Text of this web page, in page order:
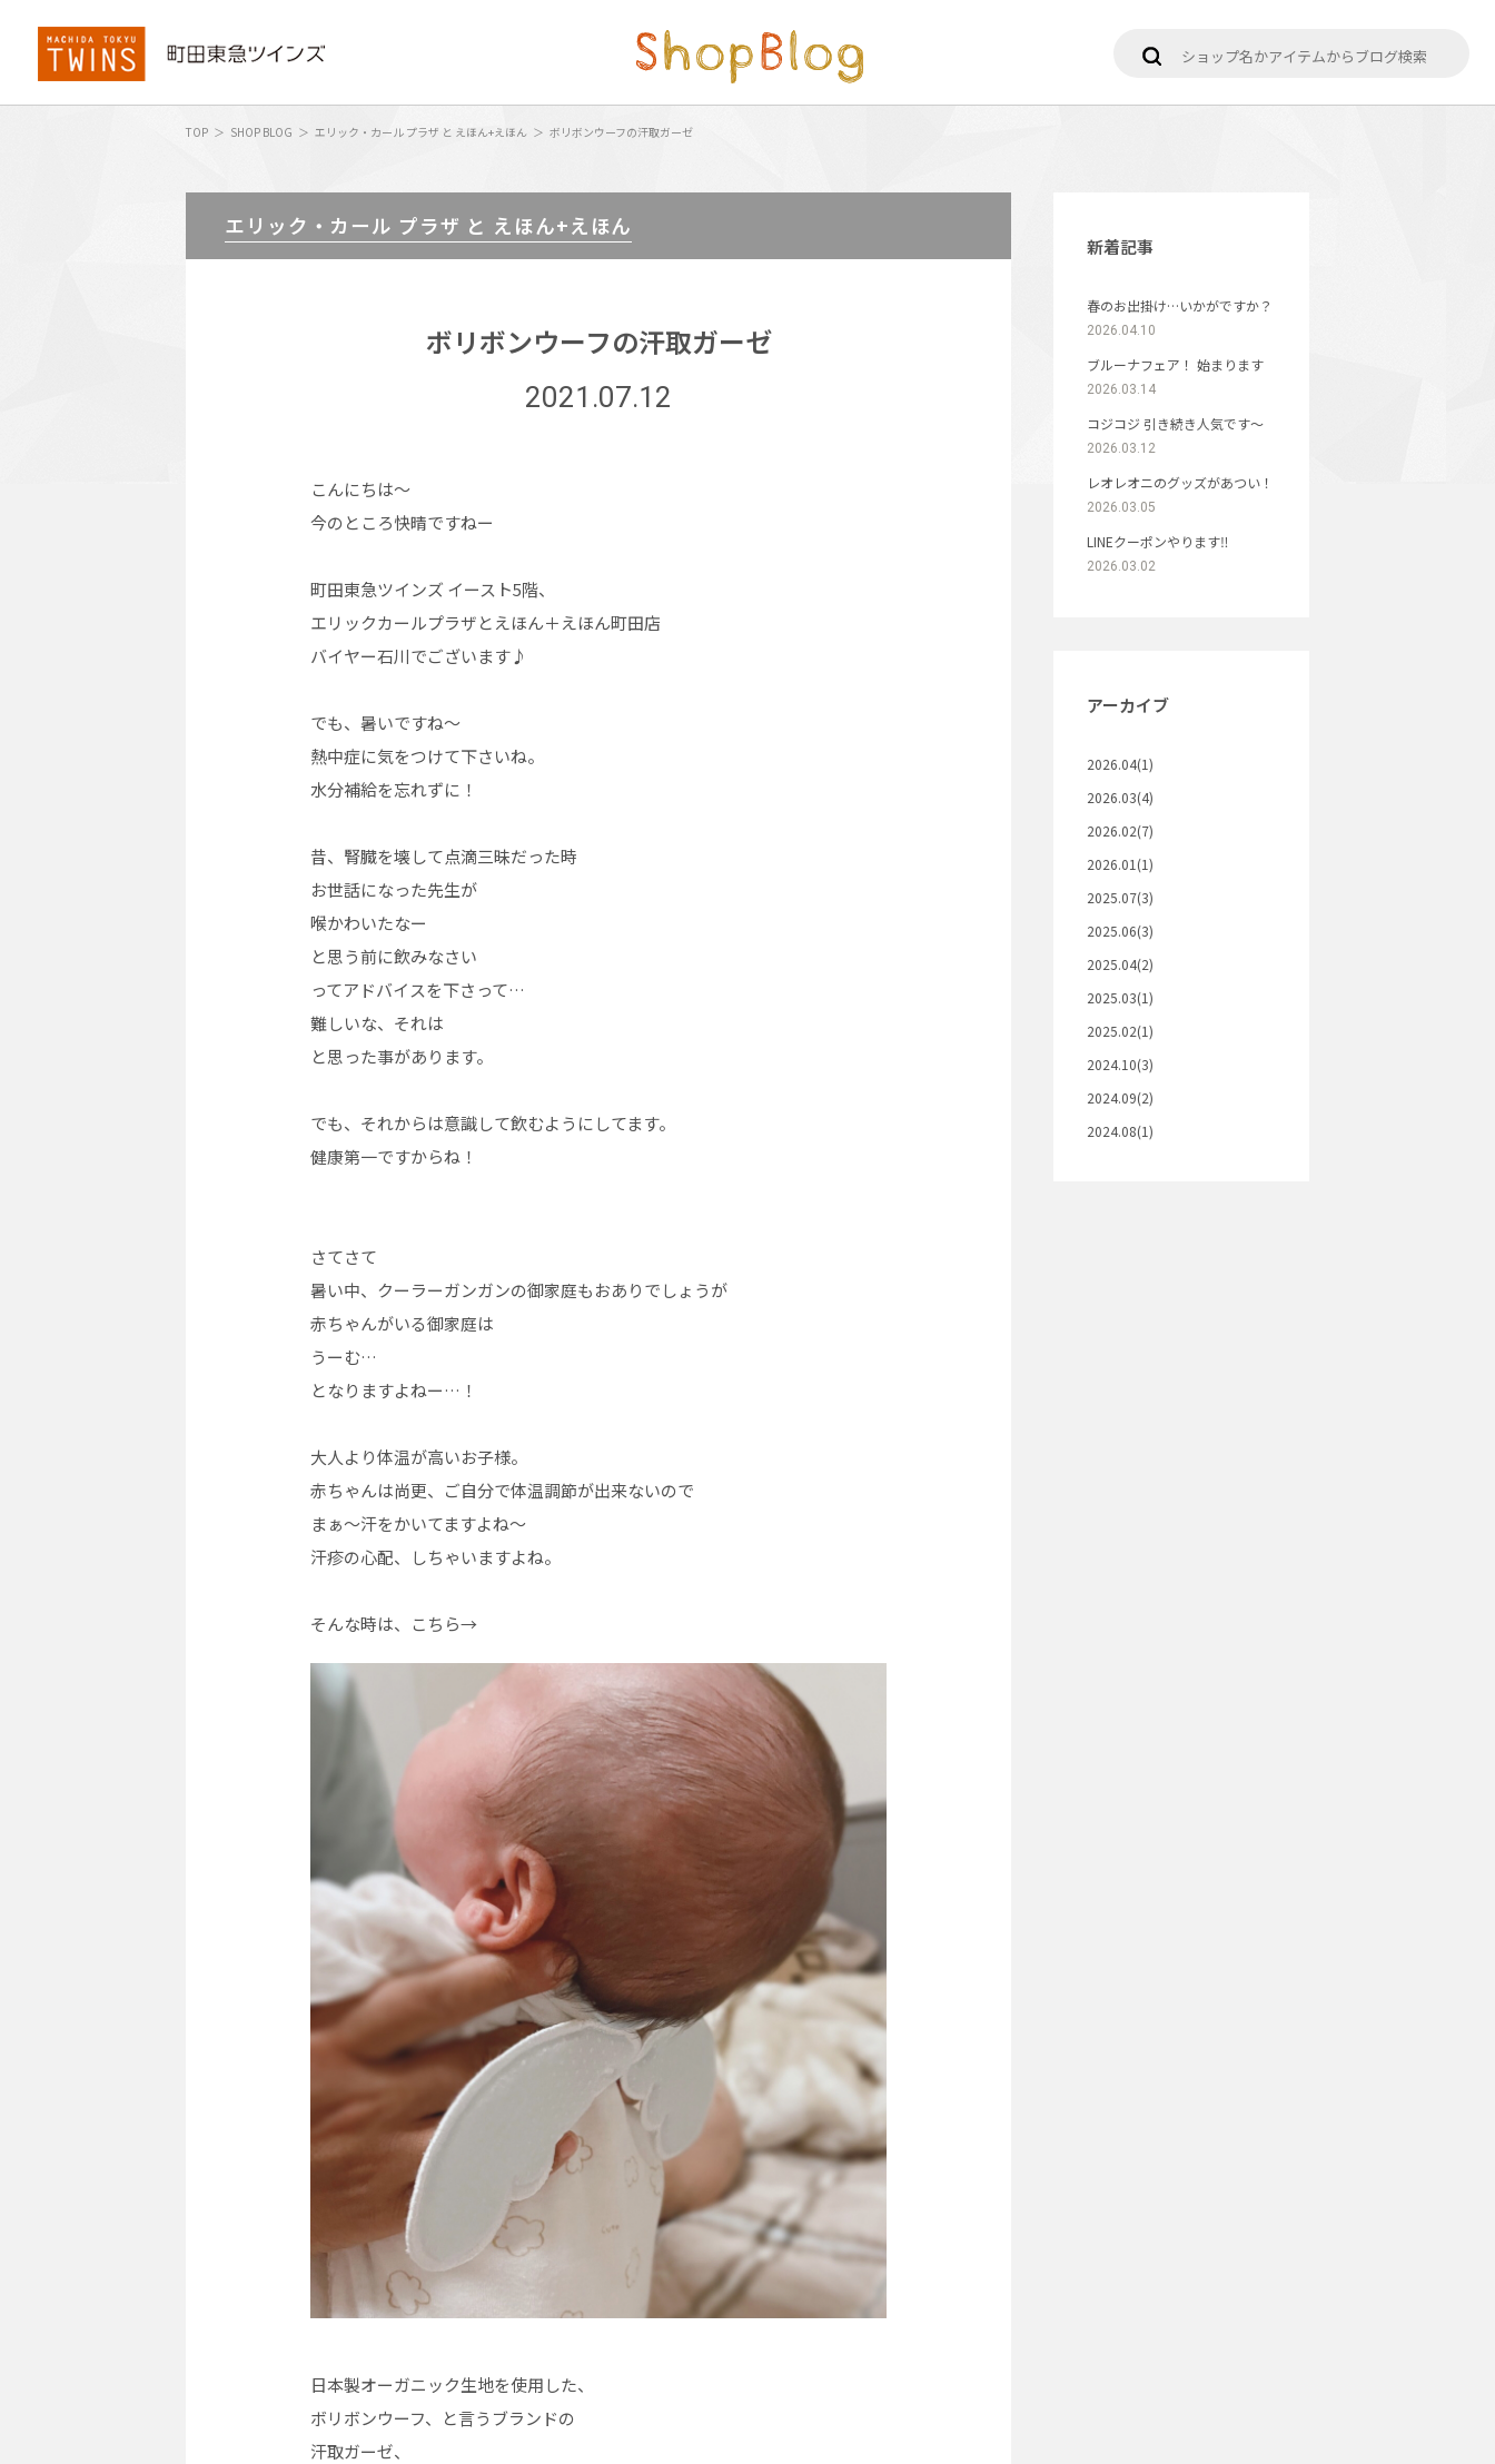
TOP SHOP BLOG エリック・カール プラザ と えほん+えほん ボリボンウーフの汗取ガーゼ
エリック・カール プラザ と えほん+えほん
ボリボンウーフの汗取ガーゼ
2021.07.12
こんにちは〜
今のところ快晴ですねー
町田東急ツインズ イースト5階、
エリックカールプラザとえほん＋えほん町田店
バイヤー石川でございます♪
でも、暑いですね〜
熱中症に気をつけて下さいね。
水分補給を忘れずに！
昔、腎臓を壊して点滴三昧だった時
お世話になった先生が
喉かわいたなー
と思う前に飲みなさい
ってアドバイスを下さって…
難しいな、それは
と思った事があります。
でも、それからは意識して飲むようにしてます。
健康第一ですからね！
さてさて
暑い中、クーラーガンガンの御家庭もおありでしょうが
赤ちゃんがいる御家庭は
うーむ…
となりますよねー…！
大人より体温が高いお子様。
赤ちゃんは尚更、ご自分で体温調節が出来ないので
まぁ〜汗をかいてますよね〜
汗疹の心配、しちゃいますよね。
そんな時は、こちら→
日本製オーガニック生地を使用した、
ボリボンウーフ、と言うブランドの
汗取ガーゼ、
新着記事
春のお出掛け…いかがですか？
2026.04.10
ブルーナフェア！ 始まります
2026.03.14
コジコジ 引き続き人気です〜
2026.03.12
レオレオニのグッズがあつい！
2026.03.05
LINEクーポンやります‼︎
2026.03.02
アーカイブ
2026.04(1)
2026.03(4)
2026.02(7)
2026.01(1)
2025.07(3)
2025.06(3)
2025.04(2)
2025.03(1)
2025.02(1)
2024.10(3)
2024.09(2)
2024.08(1)